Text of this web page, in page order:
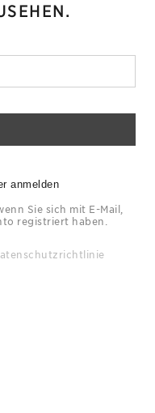
anmelden
Sie sich mit E-Mail,
registriert haben.